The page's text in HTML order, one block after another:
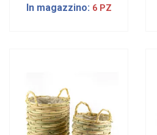
In magazzino: 6 PZ